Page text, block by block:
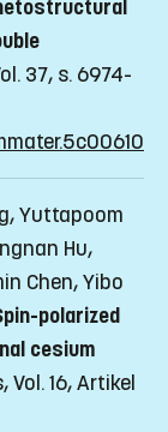
37, s. 6974-
Yuttapoom
Hu,
Chen, Yibo
polarized
cesium
16, Artikel